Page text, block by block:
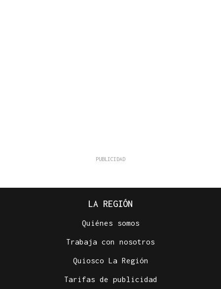
LA REGIÓN
Quiénes somos
Trabaja con nosotros
Quiosco La Región
Tarifas de publicidad